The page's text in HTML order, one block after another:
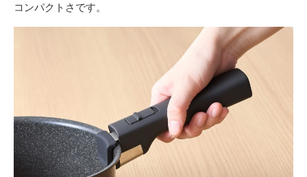
コンパクトさです。